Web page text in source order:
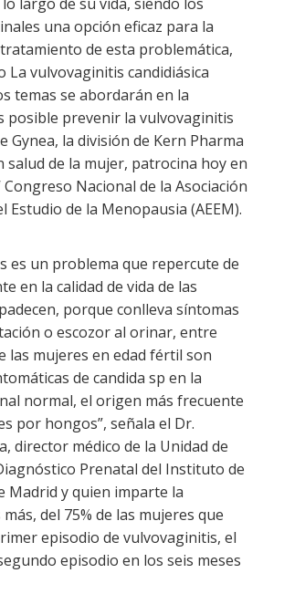
una opción eficaz para la
de esta problemática,
La vulvovaginitis candidiásica
temas se abordarán en la
posible prevenir la vulvovaginitis
Gynea, la división de Kern Pharma
salud de la mujer, patrocina hoy en
Congreso Nacional de la Asociación
Estudio de la Menopausia (AEEM).
es un problema que repercute de
en la calidad de vida de las
porque conlleva síntomas
o escozor al orinar, entre
las mujeres en edad fértil son
de candida sp en la
normal, el origen más frecuente
por hongos”, señala el Dr.
director médico de la Unidad de
Prenatal del Instituto de
Madrid y quien imparte la
más, del 75% de las mujeres que
episodio de vulvovaginitis, el
episodio en los seis meses